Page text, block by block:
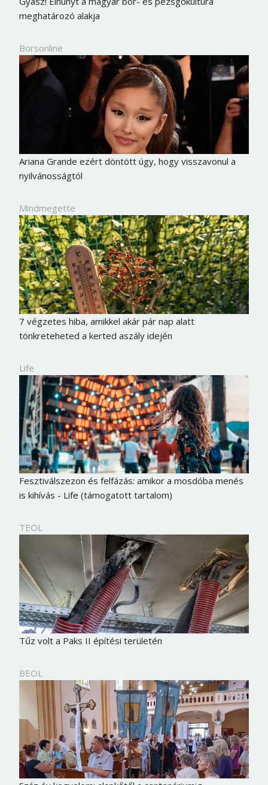
meghatározó alakja
Borsonline
Ariana Grande ezért döntött úgy, hogy visszavonul a
nyilvánosságtól
Mindmegette
7 végzetes hiba, amikkel akár pár nap alatt
tönkreteheted a kerted aszály idején
Life
Fesztiválszezon és felfázás: amikor a mosdóba menés
is kihívás - Life (támogatott tartalom)
TEOL
Tűz volt a Paks II építési területén
BEOL